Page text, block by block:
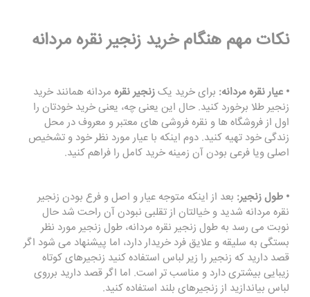
نکات مهم هنگام خرید زنجیر نقره مردانه
• عیار نقره مردانه: برای خرید یکزنجیر نقره مردانه همانند خرید
زنجیر طلا برخورد کنید. حال این یعنی چه، یعنی خرید خودتان را
اول از فروشگاه ها و نقره فروشی های معتبر و معروف در محل
زندگی خود تهیه کنید. دوم اینکه با عیار مورد نظر خود و تشخیص
اصلی ویا فرعی بودن آن زمینه خرید کامل را فراهم کنید.
• طول زنجیر: بعد از اینکه متوجه عیار و اصل و فرع بودن زنجیر
نقره مردانه شدید و خیالتان از تقلبی نبودن آن راحت شد حال
نوبت می رسد به طول زنجیر نقره مردانه، طول زنجیر مورد نظر
بستگی به سلیقه و علایق فرد خریدار دارد، اما پیشنهاد می شود اگر
قصد دارید که زنجیر را زیر لباس استفاده کنید زنجیرهای کوتاه
زیبایی بیشتری دارد و مناسب تر است. اما اگر قصد دارید برروی
لباس بیاندازید از زنجیرهای بلند استفاده کنید.